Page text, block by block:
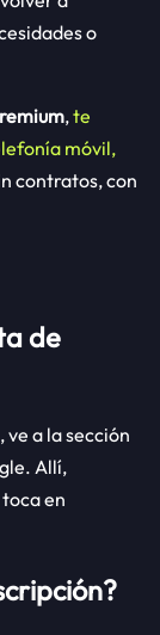
o
,te
móvil,
contratos, con
de
a la sección
Allí,
en